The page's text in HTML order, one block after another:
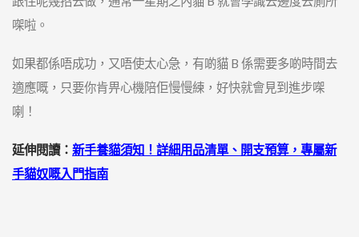
㗎啦。
如果都係唔成功，又唔使太心急，有啲貓 B 係需要多啲時間去
適應嘅，只要你肯畀心機陪佢慢慢練，好快就會見到進步㗎
喇！
延伸閱讀： 新手養貓須知！詳細用品清單、開支預算，專屬新
手貓奴嘅入門指南